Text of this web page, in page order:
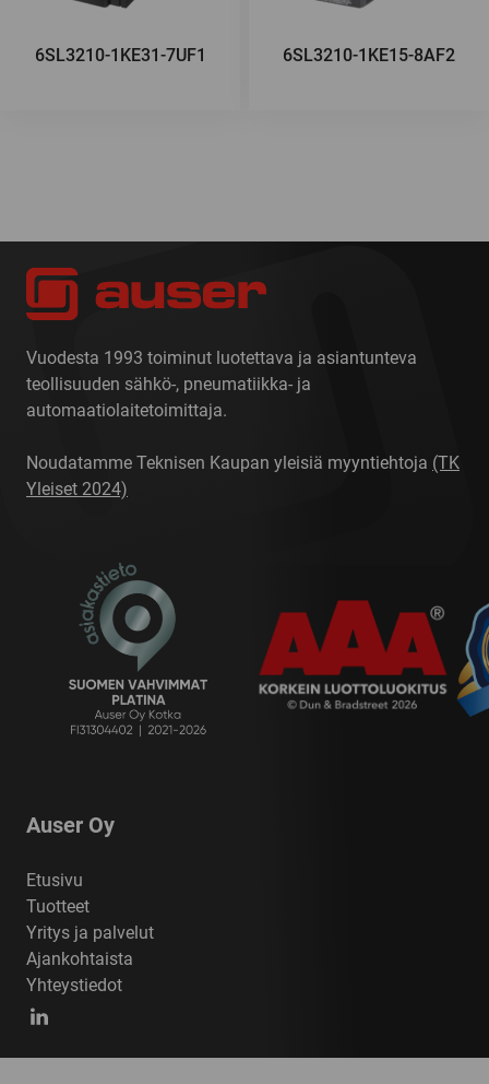
6SL3210-1KE31-7UF1 6SL3210-1KE15-8AF2
Vuodesta 1993 toiminut luotettava ja asiantunteva
teollisuuden sähkö-, pneumatiikka- ja
automaatiolaitetoimittaja.
Noudatamme Teknisen Kaupan yleisiä myyntiehtoja (TK
Yleiset 2024)
Auser Oy
Etusivu
Tuotteet
Yritys ja palvelut
Ajankohtaista
Yhteystiedot